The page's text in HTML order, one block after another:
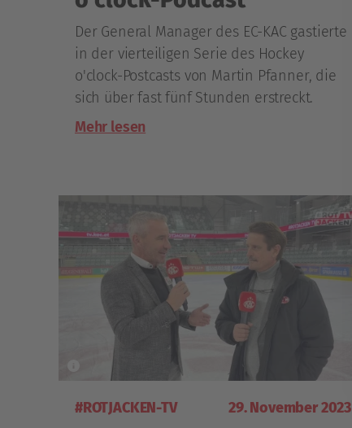
Der General Manager des EC-KAC gastierte
in der vierteiligen Serie des Hockey
o'clock-Postcasts von Martin Pfanner, die
sich über fast fünf Stunden erstreckt.
Mehr lesen
#ROTJACKEN-TV 29. November 2023